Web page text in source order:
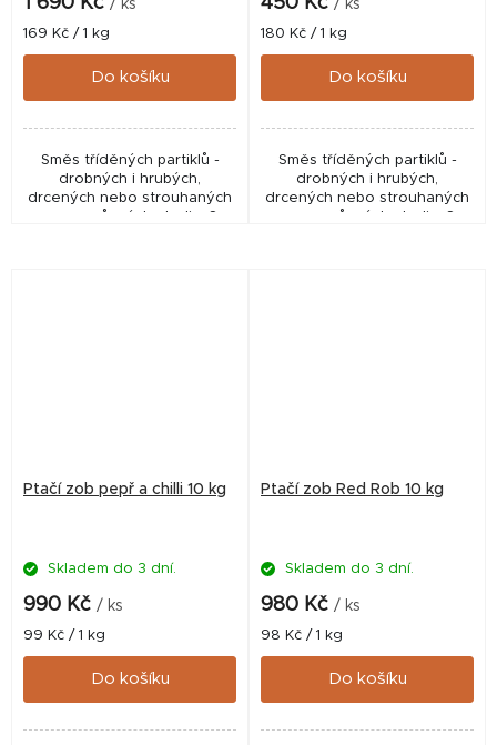
/ ks
Měrná
cena:
169 Kč / 1 kg
Do košíku
Směs tříděných partiklů -
drobných i hrubých,
drcených nebo strouhaných
/ ks
Měrná
cena:
180 Kč / 1 kg
Do košíku
Směs tříděných partiklů -
drobných i hrubých,
drcených nebo strouhaných
Ptačí zob pepř a chilli 10 kg
Skladem do 3 dní.
990 Kč / ks
Měrná
cena:
99 Kč / 1 kg
Do košíku
Ptačí zob Red Rob 10 kg
Skladem do 3 dní.
980 Kč / ks
Měrná
cena:
98 Kč / 1 kg
Do košíku